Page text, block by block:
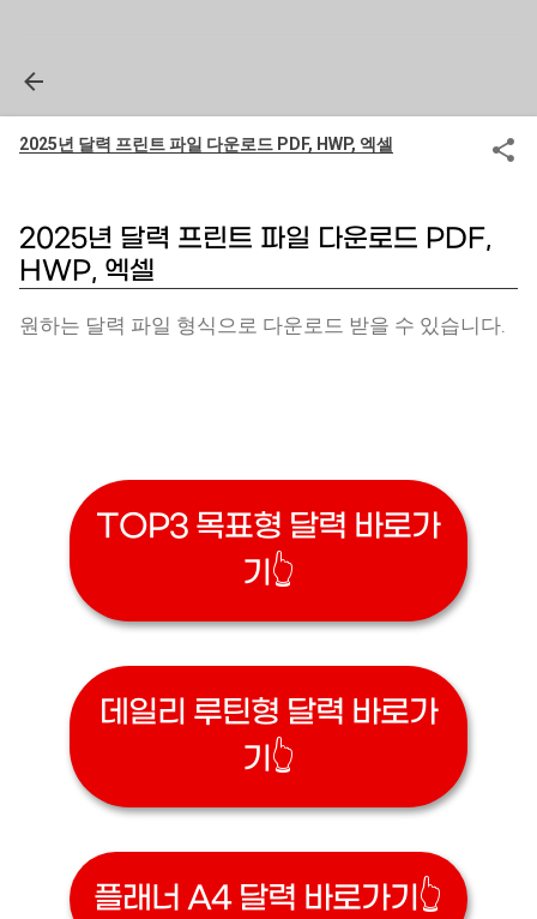
2025년 달력 프린트 파일 다운로드 PDF, HWP, 엑셀
2025년 달력 프린트 파일 다운로드 PDF,
HWP, 엑셀
원하는 달력 파일 형식으로 다운로드 받을 수 있습니다.
TOP3 목표형 달력 바로가
기👆
데일리 루틴형 달력 바로가
기👆
플래너 A4 달력 바로가기👆